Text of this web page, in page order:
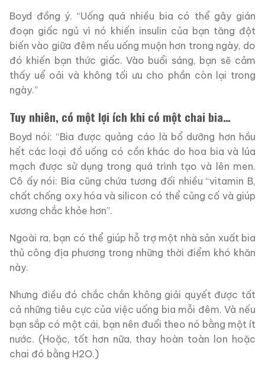
Boyd đồng ý. “Uống quá nhiều bia có thể gây gián
đoạn giấc ngủ vì nó khiến insulin của bạn tăng đột
biến vào giữa đêm nếu uống muộn hơn trong ngày, do
đó khiến bạn thức giấc. Vào buổi sáng, bạn sẽ cảm
thấy uể oải và không tối ưu cho phần còn lại trong
ngày.”
Tuy nhiên, có một lợi ích khi có một chai bia…
Boyd nói: “Bia được quảng cáo là bổ dưỡng hơn hầu
hết các loại đồ uống có cồn khác do hoa bia và lúa
mạch được sử dụng trong quá trình tạo và lên men.
Cô ấy nói: Bia cũng chứa tương đối nhiều “vitamin B,
chất chống oxy hóa và silicon có thể củng cố và giúp
xương chắc khỏe hơn”.
Ngoài ra, bạn có thể giúp hỗ trợ một nhà sản xuất bia
thủ công địa phương trong những thời điểm khó khăn
này.
Nhưng điều đó chắc chắn không giải quyết được tất
cả những tiêu cực của việc uống bia mỗi đêm. Và nếu
bạn sắp có một cái, bạn nên đuổi theo nó bằng một ít
nước. (Hoặc, tốt hơn nữa, thay hoàn toàn lon hoặc
chai đó bằng H2O.)